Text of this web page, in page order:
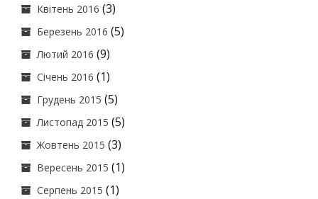
Квітень 2016 (3)
Березень 2016 (5)
Лютий 2016 (9)
Січень 2016 (1)
Грудень 2015 (5)
Листопад 2015 (5)
Жовтень 2015 (3)
Вересень 2015 (1)
Серпень 2015 (1)